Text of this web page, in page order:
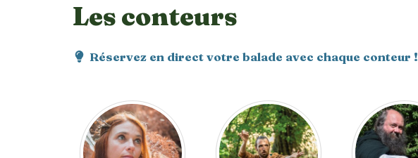
Les conteurs
Réservez en direct votre balade avec chaque conteur !